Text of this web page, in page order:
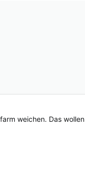
weichen. Das